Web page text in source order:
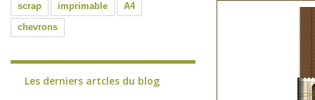
scrap
imprimable
A4
chevrons
Les derniers artcles du blog